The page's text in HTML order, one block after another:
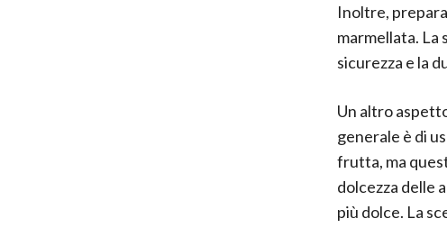
Inoltre,
marmellata. La
sicurezza e la
Un altro
generale è di
frutta, ma
dolcezza delle
più dolce. La